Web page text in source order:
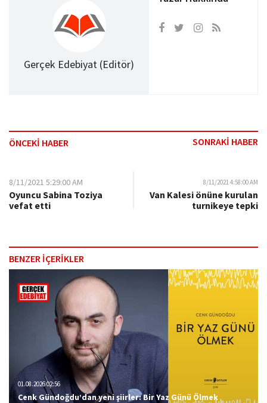
Gerçek Edebiyat (Editör)
ÖNCEKİ HABER SONRAKİ HABER
8/11/2021 5:29:00 AM
Oyuncu Sabina Toziya
vefat etti
8/11/2021 4:58:00 AM
Van Kalesi önüne kurulan
turnikeye tepki
BENZER İÇERİKLER
01.08.2026 02:56
Cenk Gündoğdu’dan yeni şiirler: Bir Yaz Günü Ölmek